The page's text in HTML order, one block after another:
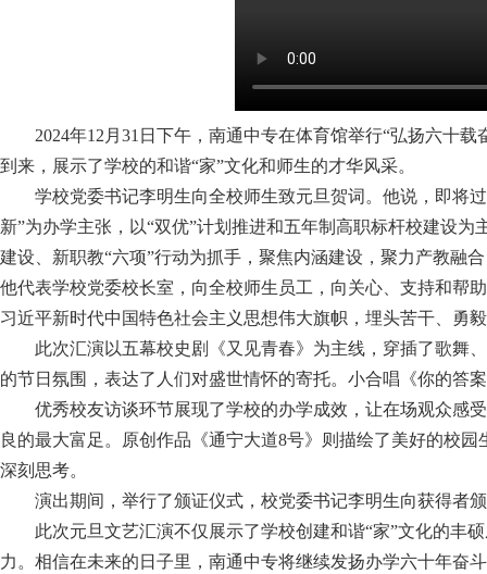
2024年12月31日下午，南通中专在体育馆举行“弘扬六十
到来，展示了学校的和谐“家”文化和师生的才华风采。
学校党委书记李明生向全校师生致元旦贺词。他说，即将
新”为办学主张，以“双优”计划推进和五年制高职标杆校建设
建设、新职教“六项”行动为抓手，聚焦内涵建设，聚力产教融
他代表学校党委校长室，向全校师生员工，向关心、支持和帮
习近平新时代中国特色社会主义思想伟大旗帜，埋头苦干、勇
此次汇演以五幕校史剧《又见青春》为主线，穿插了歌舞
的节日氛围，表达了人们对盛世情怀的寄托。小合唱《你的答
优秀校友访谈环节展现了学校的办学成效，让在场观众感
良的最大富足。原创作品《通宁大道8号》则描绘了美好的校
深刻思考。
演出期间，举行了颁证仪式，校党委书记李明生向获得者
此次元旦文艺汇演不仅展示了学校创建和谐“家”文化的丰
力。相信在未来的日子里，南通中专将继续发扬办学六十年奋